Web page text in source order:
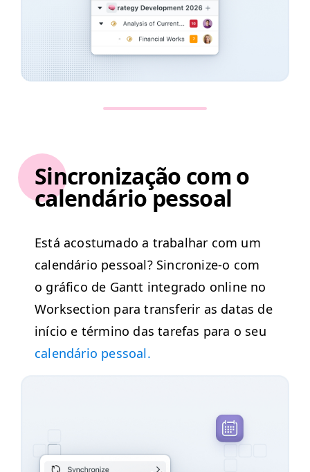
Sincronização com o
calendário pessoal
Está acos­tu­ma­do a tra­bal­har com um
cal­endário pes­soal? Sincronize‑o com
o grá­fi­co de Gantt inte­gra­do online no
Work­sec­tion para trans­ferir as datas de
iní­cio e tér­mi­no das tare­fas para o seu
cal­endário pessoal.